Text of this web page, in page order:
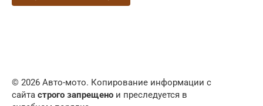
© 2026 Авто-мото. Копирование информации с
сайта строго запрещено и преследуется в